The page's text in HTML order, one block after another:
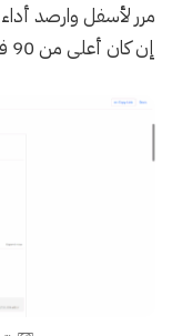
مرر لأسفل وارصد
إن كان أعلى من 90 فهو قالب مناسب.